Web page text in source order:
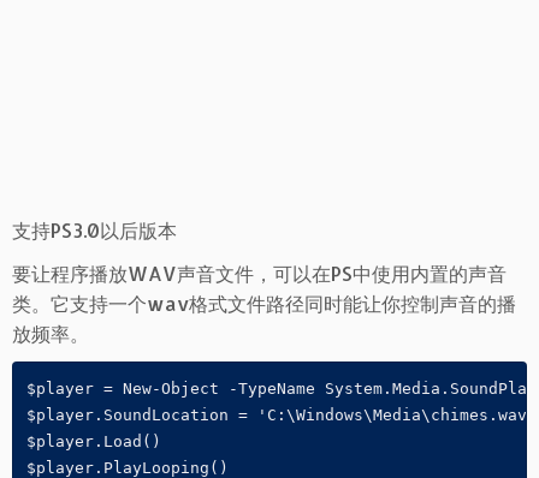
支持PS3.0以后版本
要让程序播放WAV声音文件，可以在PS中使用内置的声音
类。它支持一个wav格式文件路径同时能让你控制声音的播
放频率。
$player = New-Object -TypeName
$player.SoundLocation = 'C:\Windows\Media\chimes.wav'
$player.Load()
$player.PlayLooping()